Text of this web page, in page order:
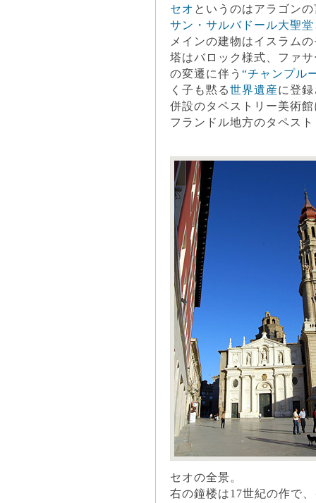
セオ というのはアラゴン
サン・サルバドール大聖堂
メインの建物はイスラム
塔はバロック様式、ファ
の変遷に伴う “チャンプル
く子も黙る世界遺産に登
併設のタペストリー美術
フランドル地方のタペス
セオの全景。
右の鐘楼は17世紀の作で